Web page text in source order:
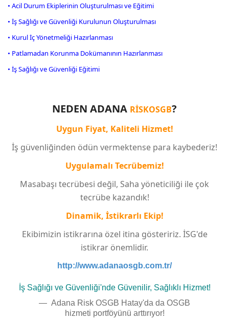
• Acil Durum Ekiplerinin Oluşturulması ve Eğitimi
• İş Sağlığı ve Güvenliği Kurulunun Oluşturulması
• Kurul İç Yönetmeliği Hazırlanması
• Patlamadan Korunma Dokümanının Hazırlanması
• İş Sağlığı ve Güvenliği Eğitimi
NEDEN ADANA RİSKOSGB?
Uygun Fiyat, Kaliteli Hizmet!
İş güvenliğinden ödün vermektense para kaybederiz!
Uygulamalı Tecrübemiz!
Masabaşı tecrübesi değil, Saha yöneticiliği ile çok
tecrübe kazandık!
Dinamik, İstikrarlı Ekip!
Ekibimizin istikrarına özel itina gösteririz. İSG'de
istikrar önemlidir.
http://www.adanaosgb.com.tr/
İş Sağlığı ve Güvenliği'nde Güvenilir, Sağlıklı Hizmet!
— Adana Risk OSGB Hatay'da da OSGB
hizmeti portföyünü arttırıyor!